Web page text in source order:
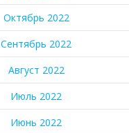
Октябрь 2022
Сентябрь 2022
Август 2022
Июль 2022
Июнь 2022